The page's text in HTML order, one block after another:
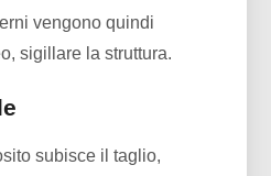
vengono quindi
sigillare la struttura.
subisce il taglio,